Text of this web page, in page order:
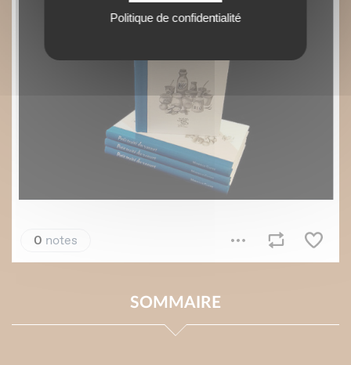
SOMMAIRE
Politique de confidentialité